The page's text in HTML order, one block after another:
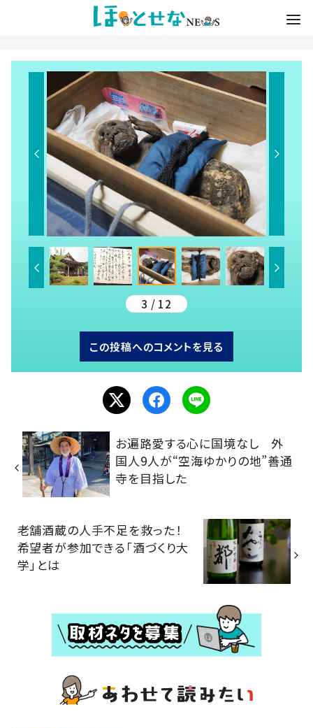
3 / 12
この投稿へのコメントを見る
お遍路愛する心に国境なし 外
国人9人が“空海ゆかりの地”善通
寺を目指した
老舗酒蔵の人手不足を救った！
希望者が参加できる「酒づくり大
学」とは